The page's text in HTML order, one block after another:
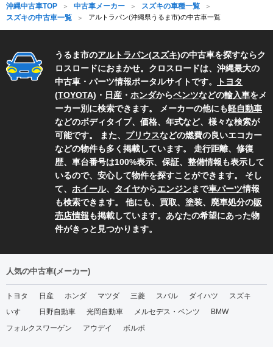
沖縄中古車TOP 中古車メーカー
スズキの車種一覧
スズキの中古車一覧
アルトラパン(沖縄県うるま市)の中古車一覧
うるま市のアルトラパン(スズキ)の中古車を探すならク
ロスロードにおまかせ。クロスロードは、沖縄最大の
中古車・パーツ情報ポータルサイトです。
トヨタ
(TOYOTA) ・ 日産 ・ ホンダからベンツなどの輸入車をメ
ーカー別に検索できます。 メーカーの他にも軽自動車
などのボディタイプ、価格、年式など、様々な検索が
可能です。 また、 プリウスなどの燃費の良いエコカー
などの物件も多く掲載しています。 走行距離、修復
歴、車台番号は100%表示、保証、整備情報も表示して
いるので、安心して物件を探すことができます。 そし
て、 ホイール、 タイヤからエンジンまで車パーツ情報
も検索できます。 他にも、買取、塗装、廃車処分の販
売店情報も掲載しています。あなたの希望にあった物
件がきっと見つかります。
人気の中古車(メーカー)
トヨタ 日産 ホンダ マツダ 三菱 スバル ダイハツ
スズキ
いすゞ
日野自動車 光岡自動車 メルセデス・ベンツ
BMW
フォルクスワーゲン
アウデイ ボルボ